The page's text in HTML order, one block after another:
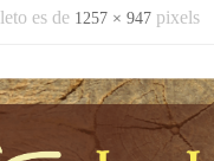
es de 1257 × 947 pixels